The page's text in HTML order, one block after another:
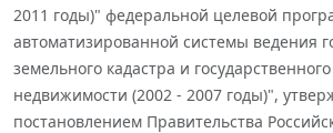
2011 годы)" федеральной целевой
автоматизированной системы ведения
земельного кадастра и
недвижимости (2002 - 2007 годы)",
постановлением Правительства